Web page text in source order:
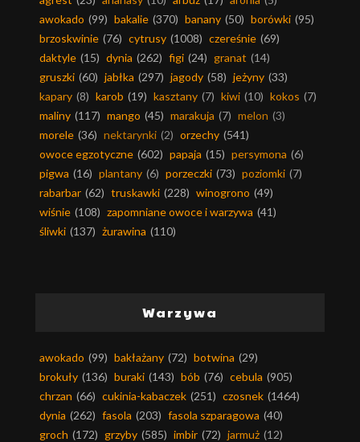
awokado (99) bakalie (370) banany (50) borówki (95)
brzoskwinie (76) cytrusy (1008) czereśnie (69)
daktyle (15) dynia (262) figi (24) granat (14)
gruszki (60) jabłka (297) jagody (58) jeżyny (33)
kapary (8) karob (19) kasztany (7) kiwi (10) kokos (7)
maliny (117) mango (45) marakuja (7) melon (3)
morele (36) nektarynki (2) orzechy (541)
owoce egzotyczne (602) papaja (15) persymona (6)
pigwa (16) plantany (6) porzeczki (73) poziomki (7)
rabarbar (62) truskawki (228) winogrono (49)
wiśnie (108) zapomniane owoce i warzywa (41)
śliwki (137) żurawina (110)
Warzywa
awokado (99) bakłażany (72) botwina (29)
brokuły (136) buraki (143) bób (76) cebula (905)
chrzan (66) cukinia-kabaczek (251) czosnek (1464)
dynia (262) fasola (203) fasola szparagowa (40)
groch (172) grzyby (585) imbir (72) jarmuż (12)